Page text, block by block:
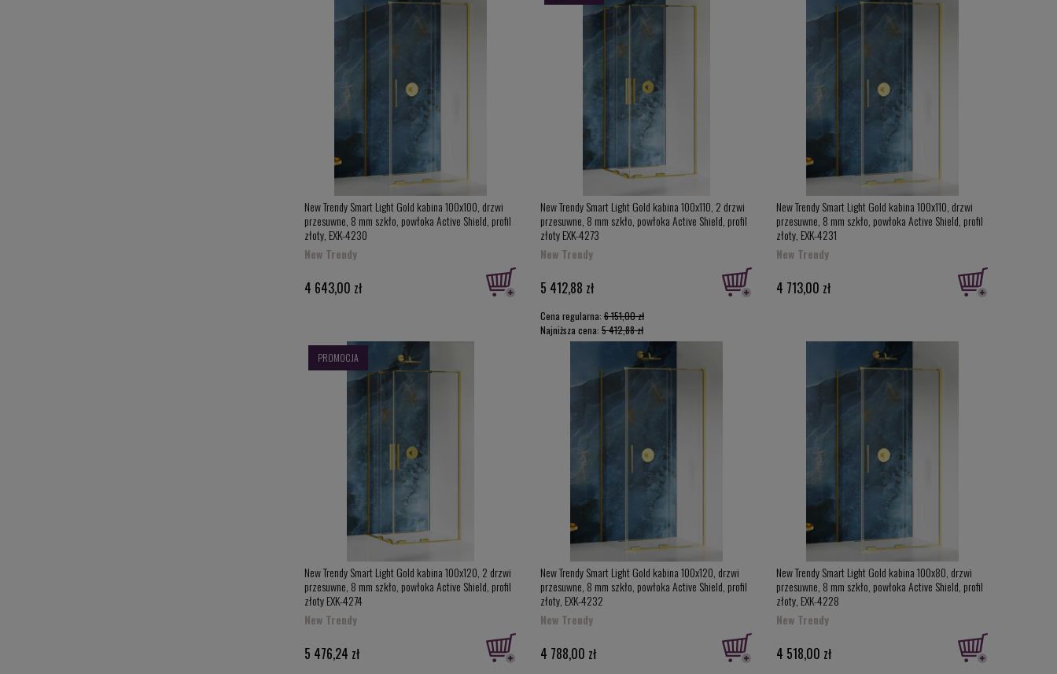
New Trendy Smart Light Gold kabina 100x100, drzwi
przesuwne, 8 mm szkło, powłoka Active Shield, profil
złoty, EXK-4230
New Trendy
4 643,00 zł
New Trendy Smart Light Gold kabina 100x110, 2 drzwi
przesuwne, 8 mm szkło, powłoka Active Shield, profil
złoty EXK-4273
New Trendy
5 412,88 zł
Cena regularna: 6 151,00 zł
Najniższa cena: 5 412,88 zł
New Trendy Smart Light Gold kabina 100x110, drzwi
przesuwne, 8 mm szkło, powłoka Active Shield, profil
złoty, EXK-4231
New Trendy
4 713,00 zł
New Trendy Smart Light Gold kabina 100x120, 2 drzwi
przesuwne, 8 mm szkło, powłoka Active Shield, profil
złoty EXK-4274
New Trendy
5 476,24 zł
PROMOCJA
New Trendy Smart Light Gold kabina 100x120, drzwi
przesuwne, 8 mm szkło, powłoka Active Shield, profil
złoty, EXK-4232
New Trendy
4 788,00 zł
New Trendy Smart Light Gold kabina 100x80, drzwi
przesuwne, 8 mm szkło, powłoka Active Shield, profil
złoty, EXK-4228
New Trendy
4 518,00 zł